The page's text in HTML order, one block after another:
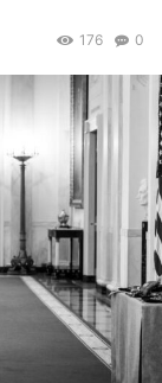
0
176